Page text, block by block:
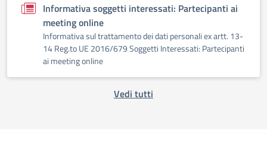
Informativa soggetti interessati: Partecipanti ai
meeting online
Informativa sul trattamento dei dati personali ex artt. 13-
14 Reg.to UE 2016/679 Soggetti Interessati: Partecipanti
ai meeting online
Vedi tutti